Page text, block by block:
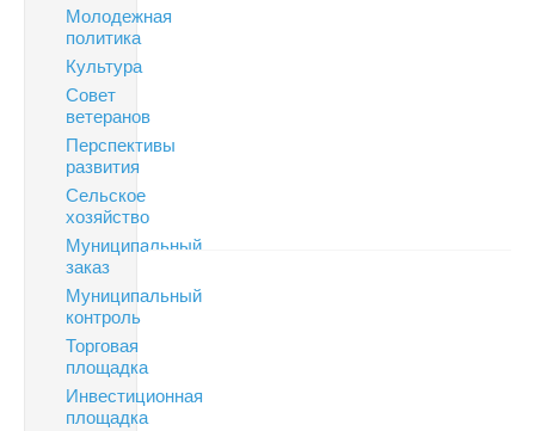
Молодежная
политика
Культура
Совет
ветеранов
Перспективы
развития
Сельское
хозяйство
Муниципальный
заказ
Муниципальный
контроль
Торговая
площадка
Инвестиционная
площадка